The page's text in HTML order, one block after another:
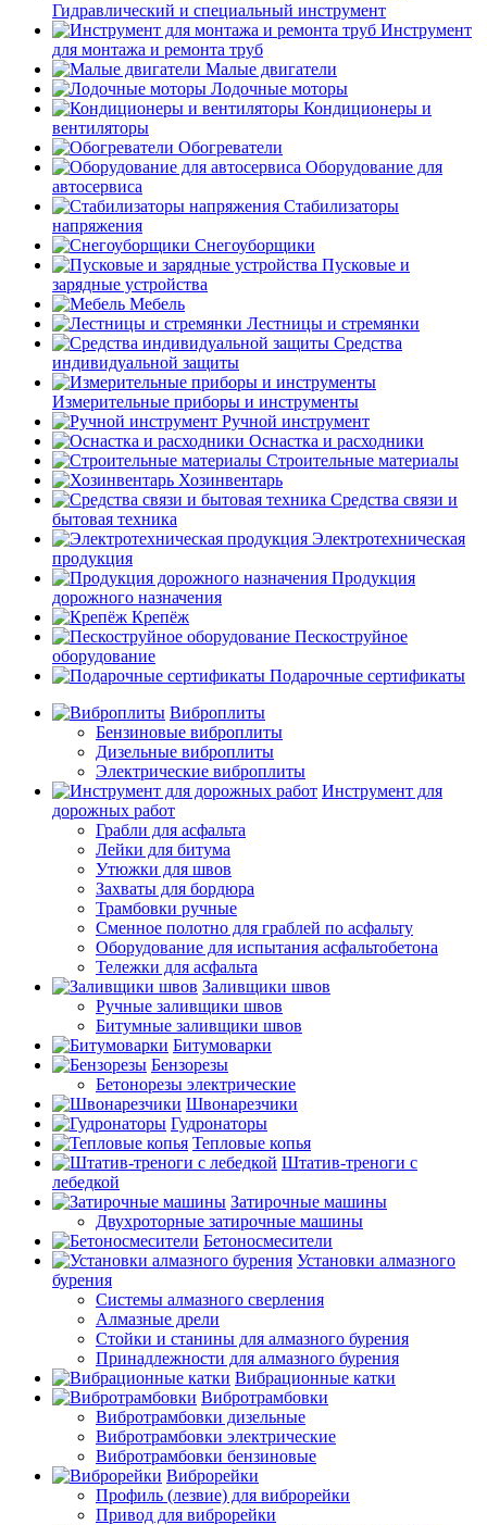
Гидравлический и специальный инструмент
Инструмент
для монтажа и ремонта труб
Малые двигатели
Лодочные моторы
Кондиционеры и
вентиляторы
Обогреватели
Оборудование для
автосервиса
Стабилизаторы
напряжения
Снегоуборщики
Пусковые и
зарядные устройства
Мебель
Лестницы и стремянки
Средства
индивидуальной защиты
Измерительные приборы и инструменты
Ручной инструмент
Оснастка и расходники
Строительные материалы
Хозинвентарь
Средства связи и
бытовая техника
Электротехническая
продукция
Продукция
дорожного назначения
Крепёж
Пескоструйное
оборудование
Подарочные сертификаты
Виброплиты
Бензиновые виброплиты
Дизельные виброплиты
Электрические виброплиты
Инструмент для
дорожных работ
Грабли для асфальта
Лейки для битума
Утюжки для швов
Захваты для бордюра
Трамбовки ручные
Сменное полотно для граблей по асфальту
Оборудование для испытания асфальтобетона
Тележки для асфальта
Заливщики швов
Ручные заливщики швов
Битумные заливщики швов
Битумоварки
Бензорезы
Бетонорезы электрические
Швонарезчики
Гудронаторы
Тепловые копья
Штатив-треноги с
лебедкой
Затирочные машины
Двухроторные затирочные машины
Бетоносмесители
Установки алмазного
бурения
Системы алмазного сверления
Алмазные дрели
Стойки и станины для алмазного бурения
Принадлежности для алмазного бурения
Вибрационные катки
Вибротрамбовки
Вибротрамбовки дизельные
Вибротрамбовки электрические
Вибротрамбовки бензиновые
Виброрейки
Профиль (лезвие) для виброрейки
Привод для виброрейки